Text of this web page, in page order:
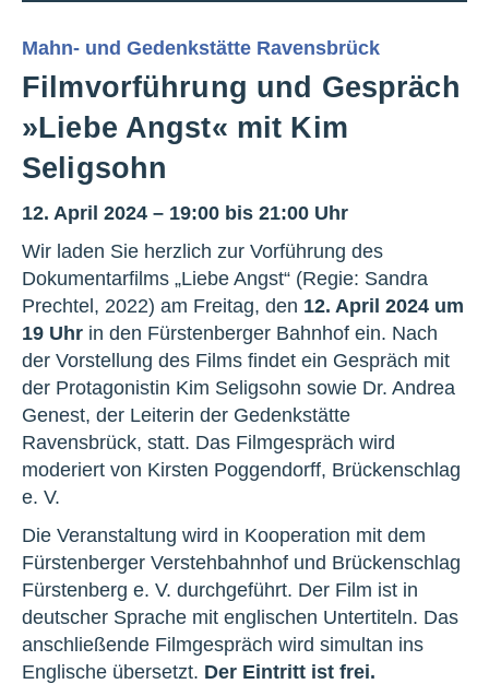
Mahn- und Gedenkstätte Ravensbrück
Filmvorführung und Gespräch
»Liebe Angst« mit Kim
Seligsohn
12. April 2024 – 19:00 bis 21:00 Uhr
Wir laden Sie herzlich zur Vorführung des
Dokumentarfilms „Liebe Angst“ (Regie: Sandra
Prechtel, 2022) am Freitag, den 12. April 2024 um
19 Uhr in den Fürstenberger Bahnhof ein. Nach
der Vorstellung des Films findet ein Gespräch mit
der Protagonistin Kim Seligsohn sowie Dr. Andrea
Genest, der Leiterin der Gedenkstätte
Ravensbrück, statt. Das Filmgespräch wird
moderiert von Kirsten Poggendorff, Brückenschlag
e. V.
Die Veranstaltung wird in Kooperation mit dem
Fürstenberger Verstehbahnhof und Brückenschlag
Fürstenberg e. V. durchgeführt. Der Film ist in
deutscher Sprache mit englischen Untertiteln. Das
anschließende Filmgespräch wird simultan ins
Englische übersetzt. Der Eintritt ist frei.